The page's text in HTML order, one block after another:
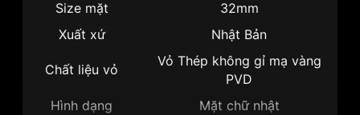
Size mặt
32mm
Xuất xứ
Nhật Bản
Chất liệu vỏ
Vỏ Thép không gỉ mạ vàng
PVD
Hình dạng
Mặt chữ nhật